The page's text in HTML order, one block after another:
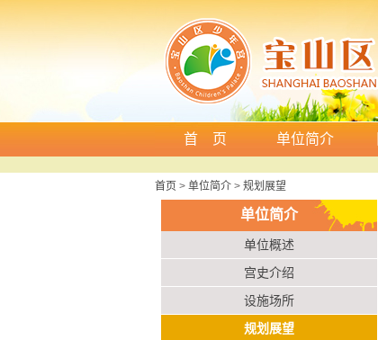
首 页 单位简介
首页 > 单位简介 > 规划展望
单位简介
单位概述
宫史介绍
设施场所
规划展望